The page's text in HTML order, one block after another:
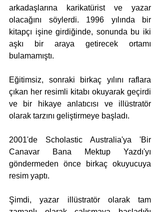
arkadaşlarına karikatürist ve yazar
olacağını söylerdi. 1996 yılında bir
kitapçı işine girdiğinde, sonunda bu iki
aşkı bir araya getirecek ortamı
bulamamıştı.
Eğitimsiz, sonraki birkaç yılını raflara
çıkan her resimli kitabı okuyarak geçirdi
ve bir hikaye anlatıcısı ve illüstratör
olarak tarzını geliştirmeye başladı.
2001'de Scholastic Australia'ya 'Bir
Canavar Bana Mektup Yazdı'yı
göndermeden önce birkaç okuyucuya
resim yaptı.
Şimdi, yazar illüstratör olarak tam